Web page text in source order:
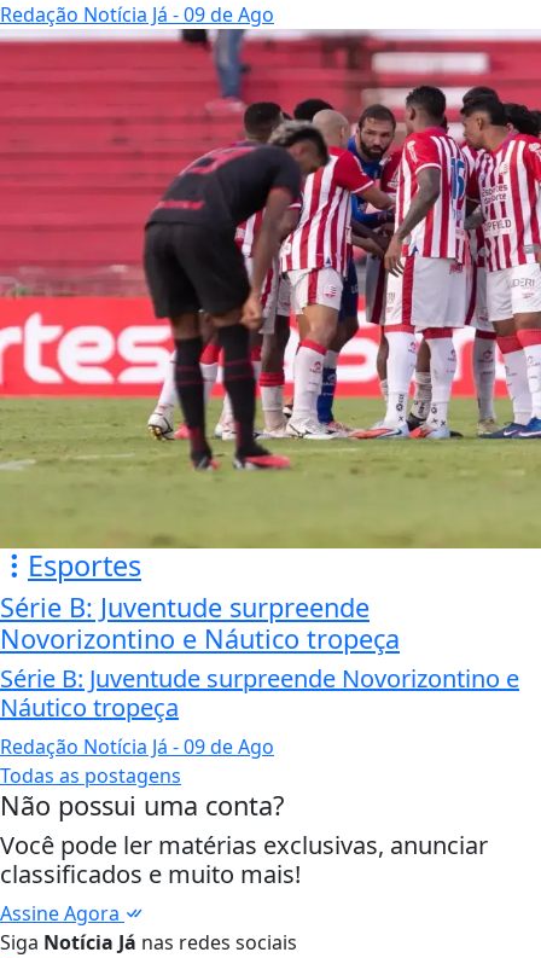
Redação Notícia Já - 09 de Ago
Esportes
Série B: Juventude surpreende
Novorizontino e Náutico tropeça
Série B: Juventude surpreende Novorizontino e
Náutico tropeça
Redação Notícia Já - 09 de Ago
Todas as postagens
Não possui uma conta?
Você pode ler matérias exclusivas, anunciar
classificados e muito mais!
Assine Agora
Siga Notícia Já nas redes sociais